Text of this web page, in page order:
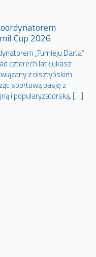
Cup 2026
„Turnieju Darta”
czterech lat Łukasz
z olsztyńskim
sportową pasję z
i popularyzatorską. […]